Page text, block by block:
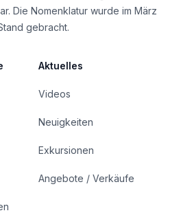
Die Nomenklatur wurde im März
gebracht.
Aktuelles
Videos
Neuigkeiten
Exkursionen
Angebote / Verkäufe